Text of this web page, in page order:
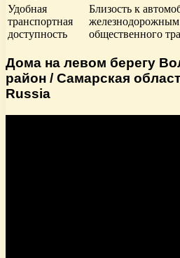
Удобная
транспортная
доступность
Близость к
железнодорожным
общественного
Дома на левом берегу
район / Самарская
Russia